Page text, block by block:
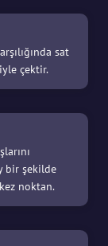
sat
çektir.
bir şekilde
noktan.